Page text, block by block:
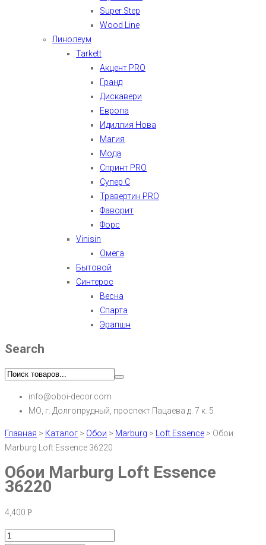
Super Step
Wood Line
Линолеум
Tarkett
Акцент PRO
Гранд
Дискавери
Европа
Идиллия Нова
Магия
Мода
Спринт PRO
Супер С
Травертин PRO
Фаворит
Форс
Vinisin
Омега
Бытовой
Синтерос
Весна
Спарта
Эрапшн
Search
info@oboi-decor.com
МО, г. Долгопрудный, проспект Пацаева д. 7 к. 5
Главная > Каталог > Обои > Marburg > Loft Essence > Обои
Marburg Loft Essence 36220
Обои Marburg Loft Essence
36220
4,400 Р